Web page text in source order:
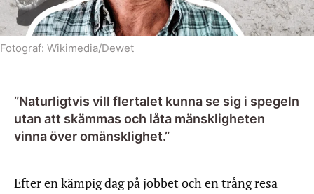
Fotograf: Wikimedia/Dewet
”Naturligtvis vill flertalet kunna se sig i spegeln
utan att skämmas och låta mänskligheten
vinna över omänsklighet.”
Efter en kämpig dag på jobbet och en trång resa